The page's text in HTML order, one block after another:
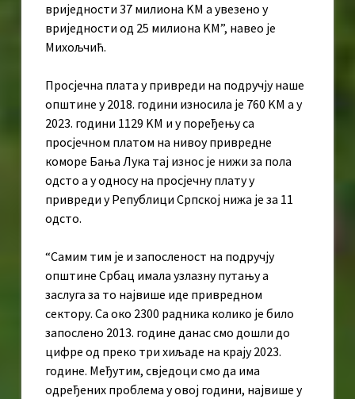
вриједности 37 милиона KМ а увезено у
вриједности од 25 милиона KМ”, навео је
Михољчић.
Просјечна плата у привреди на подручју наше
општине у 2018. години износила је 760 KМ а у
2023. години 1129 KМ и у поређењу са
просјечном платом на нивоу привредне
коморе Бања Лука тај износ је нижи за пола
одсто а у односу на просјечну плату у
привреди у Републици Српској нижа је за 11
одсто.
“Самим тим је и запосленост на подручју
општине Србац имала узлазну путању а
заслуга за то највише иде привредном
сектору. Са око 2300 радника колико је било
запослено 2013. године данас смо дошли до
цифре од преко три хиљаде на крају 2023.
године. Међутим, свједоци смо да има
одређених проблема у овој години, највише у